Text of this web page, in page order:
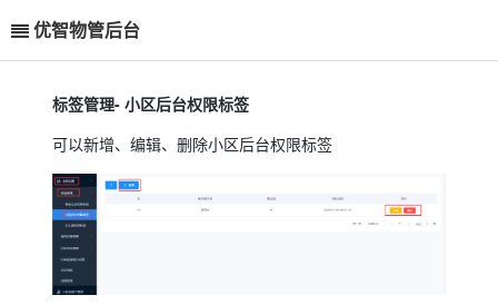
优智物管后台
标签管理- 小区后台权限标签
可以新增、编辑、删除小区后台权限标签